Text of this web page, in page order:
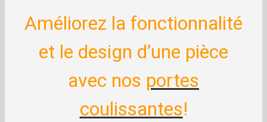
Améliorez la fonctionnalité
et le design d’une pièce
avec nos portes
coulissantes!